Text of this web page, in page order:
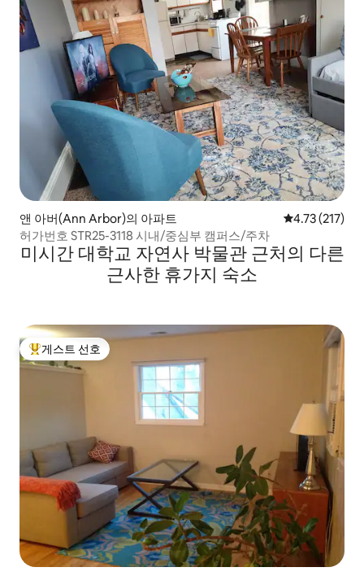
앤 아버(Ann Arbor)의 아파트 평점 4.73점(5
4.73 (217)
허가번호 STR25-3118 시내/중심부 캠퍼스/주차
미시간 대학교 자연사 박물관 근처의 다른
근사한 휴가지 숙소
상위 게스트 선호
게스트 선호